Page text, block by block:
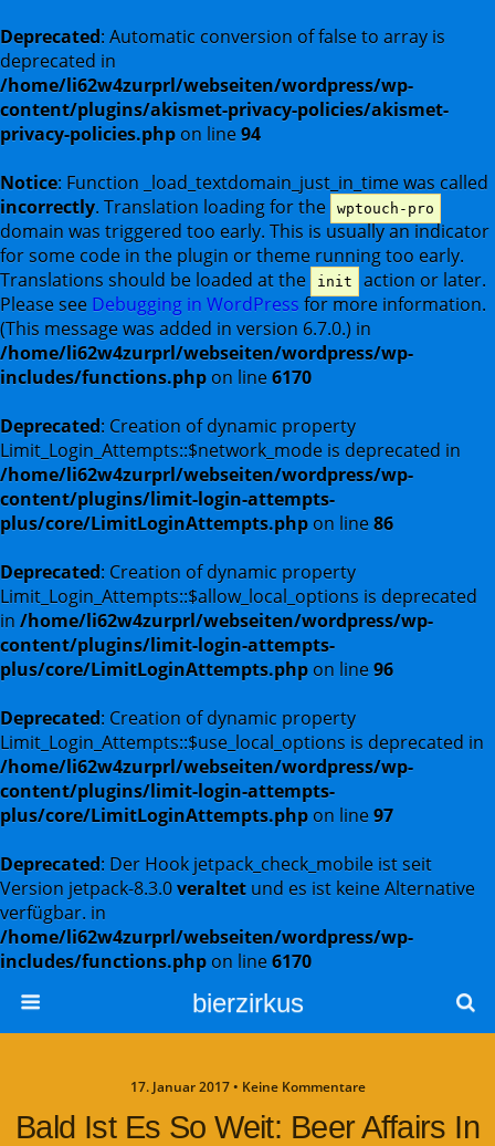
Deprecated: Automatic conversion of false to array is
deprecated in
/home/li62w4zurprl/webseiten/wordpress/wp-
content/plugins/akismet-privacy-policies/akismet-
privacy-policies.php on line94
Notice: Function _load_textdomain_just_in_time was called
incorrectly. Translation loading for the wptouch-pro
domain was triggered too early. This is usually an indicator
for some code in the plugin or theme running too early.
Translations should be loaded at the
init
action or later.
Please see Debugging in WordPress for more information.
(This message was added in version 6.7.0.) in
/home/li62w4zurprl/webseiten/wordpress/wp-
includes/functions.php on line6170
Deprecated: Creation of dynamic property
Limit_Login_Attempts::$network_mode is deprecated in
/home/li62w4zurprl/webseiten/wordpress/wp-
content/plugins/limit-login-attempts-
plus/core/LimitLoginAttempts.php on line86
Deprecated: Creation of dynamic property
Limit_Login_Attempts::$allow_local_options is deprecated
in /home/li62w4zurprl/webseiten/wordpress/wp-
content/plugins/limit-login-attempts-
plus/core/LimitLoginAttempts.php on line96
Deprecated: Creation of dynamic property
Limit_Login_Attempts::$use_local_options is deprecated in
/home/li62w4zurprl/webseiten/wordpress/wp-
content/plugins/limit-login-attempts-
plus/core/LimitLoginAttempts.php on line97
Deprecated: Der Hook jetpack_check_mobile ist seit
Version jetpack-8.3.0veraltet und es ist keine Alternative
verfügbar. in
/home/li62w4zurprl/webseiten/wordpress/wp-
includes/functions.php on line6170
bierzirkus
17. Januar 2017 • Keine Kommentare
Bald Ist Es So Weit: Beer Affairs In